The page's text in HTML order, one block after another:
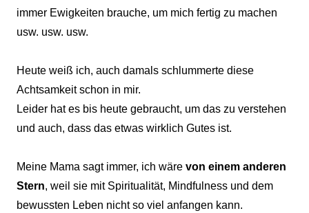
immer Ewigkeiten brauche, um mich fertig zu machen
usw. usw. usw.
Heute weiß ich, auch damals schlummerte diese
Achtsamkeit schon in mir.
Leider hat es bis heute gebraucht, um das zu verstehen
und auch, dass das etwas wirklich Gutes ist.
Meine Mama sagt immer, ich wäre von einem anderen
Stern, weil sie mit Spiritualität, Mindfulness und dem
bewussten Leben nicht so viel anfangen kann.